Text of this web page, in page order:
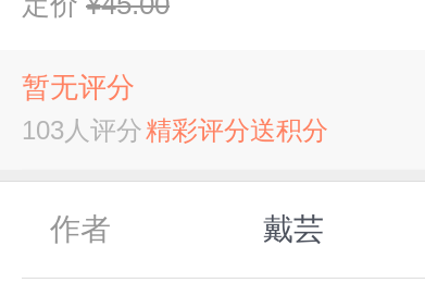
暂无评分
103人评分精彩评分送积分
作者 戴芸